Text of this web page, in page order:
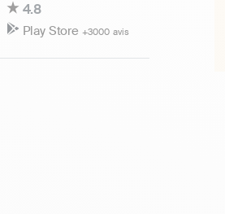
4.8
Play Store +3000 avis